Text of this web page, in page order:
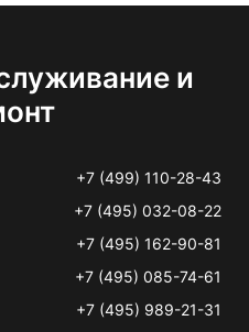
и
+7 (499) 110-28-43
+7 (495) 032-08-22
+7 (495) 162-90-81
+7 (495) 085-74-61
+7 (495) 989-21-31